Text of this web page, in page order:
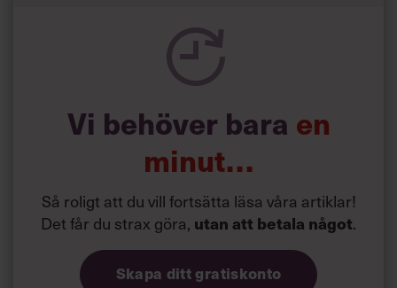
dag finns smarta verktyg som gör att du inte bli
distraherad av datorn, till exempel appen ”Freedom”.
Använd brusreducerande hörlurar som stänger av yttre
skriv upp vad du vill uppnå den närmsta timmen.
Vi behöver bara en
minut…
Så roligt att du vill fortsätta läsa våra artiklar!
Det får du strax göra, utan att betala något.
Skapa ditt gratiskonto